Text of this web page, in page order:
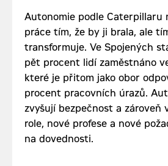
Autonomie podle Caterpillaru
práce tím, že by ji brala, ale
transformuje. Ve Spojených
pět procent lidí zaměstnáno
které je přitom jako obor
procent pracovních úrazů.
zvyšují bezpečnost a zároveň
role, nové profese a nové
na dovednosti.